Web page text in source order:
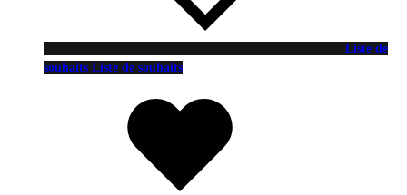
Liste de
souhaits Liste de souhaits